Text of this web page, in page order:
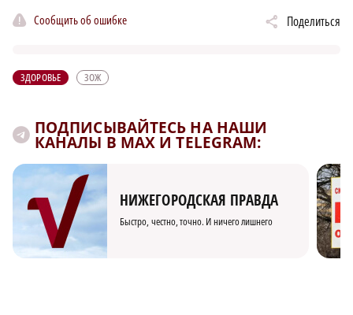
Сообщить об ошибке Поделиться
ЗДОРОВЬЕ ЗОЖ
ПОДПИСЫВАЙТЕСЬ НА НАШИ
КАНАЛЫ В MAX И TELEGRAM:
НИЖЕГОРОДСКАЯ ПРАВДА
Быстро, честно, точно. И ничего лишнего